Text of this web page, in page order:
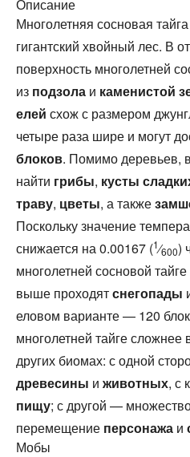
Описание
Многолетняя сосновая
гигантский хвойный лес. В
поверхность многолетней
из подзола и каменистой
елей схож с размером
четыре раза шире и могут
блоков. Помимо деревьев,
найти грибы, кусты
траву, цветы, а также
Поскольку значение
снижается на 0.00167 (1⁄600)
многолетней сосновой
выше проходятснегопады
еловом варианте — 120
многолетней тайге
других биомах: с одной
древесины и животных, с
пищу; с другой —
перемещение персонажа и
Мобы